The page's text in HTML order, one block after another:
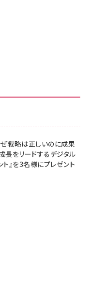
ぜ戦略は正しいのに成果
長をリードするデジタル
ト』を3名様にプレゼント